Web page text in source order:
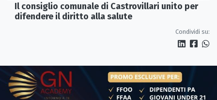
Il consiglio comunale di Castrovillari unito per
difendere il diritto alla salute
Condividi su: